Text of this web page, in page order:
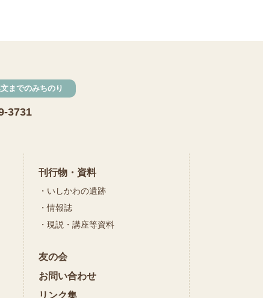
田植え
双耳瓶
勾玉
弥生の布づくり
までのみちのり
3731
刊行物・資料
いしかわの遺跡
情報誌
現説・講座等資料
友の会
お問い合わせ
リンク集